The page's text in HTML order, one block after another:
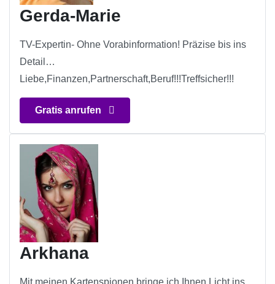
Gerda-Marie
TV-Expertin- Ohne Vorabinformation! Präzise bis ins
Detail…
Liebe,Finanzen,Partnerschaft,Beruf!!!Treffsicher!!!
Gratis anrufen
Arkhana